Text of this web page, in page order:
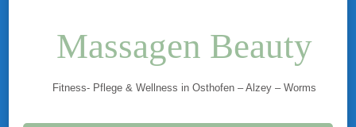
Massagen Beauty
Fitness- Pflege & Wellness in Osthofen – Alzey – Worms